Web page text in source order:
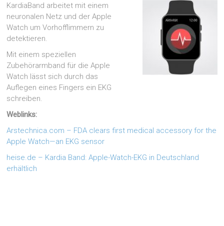
KardiaBand arbeitet mit einem
neuronalen Netz und der Apple
Watch um Vorhofflimmern zu
detektieren.
Mit einem speziellen
Zubehörarmband für die Apple
Watch lässt sich durch das
Auflegen eines Fingers ein EKG
schreiben.
Weblinks:
Arstechnica.com – FDA clears first medical accessory for the
Apple Watch—an EKG sensor
heise.de – Kardia Band: Apple-Watch-EKG in Deutschland
erhältlich